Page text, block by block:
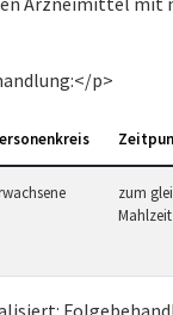
p>
zum
Mahlzeit